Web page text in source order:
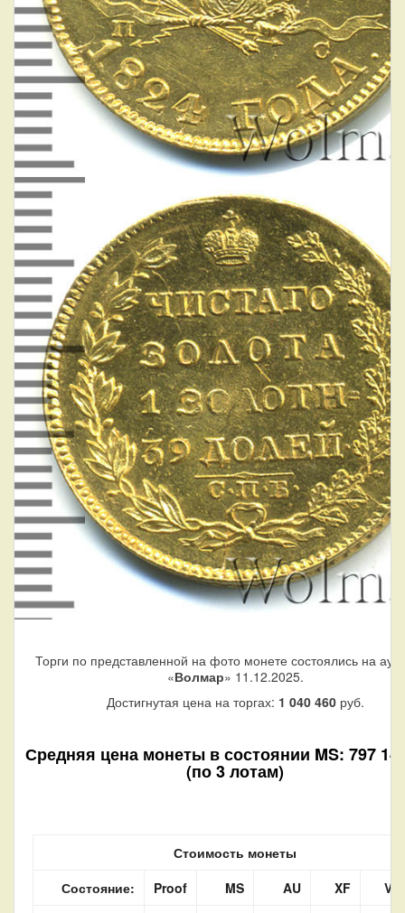
Торги по представленной на фото монете состоялись на
«Волмар» 11.12.2025.
Достигнутая цена на торгах: 1 040 460руб.
Средняя цена монеты в состоянии MS: 797
(по 3 лотам)
Стоимость монеты
Состояние:
Proof MS AU XF VF